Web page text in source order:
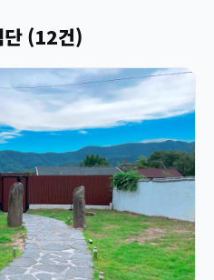
단 (12건)